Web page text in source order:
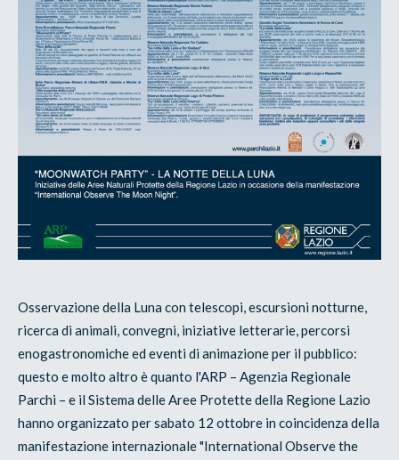
Osservazione della Luna con telescopi, escursioni notturne,
ricerca di animali, convegni, iniziative letterarie, percorsi
enogastronomiche ed eventi di animazione per il pubblico:
questo e molto altro è quanto l'ARP – Agenzia Regionale
Parchi – e il Sistema delle Aree Protette della Regione Lazio
hanno organizzato per sabato 12 ottobre in coincidenza della
manifestazione internazionale "International Observe the